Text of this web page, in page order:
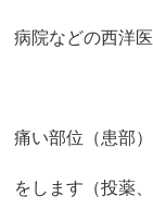
病院などの西洋
痛い部位（患部
をします（投薬